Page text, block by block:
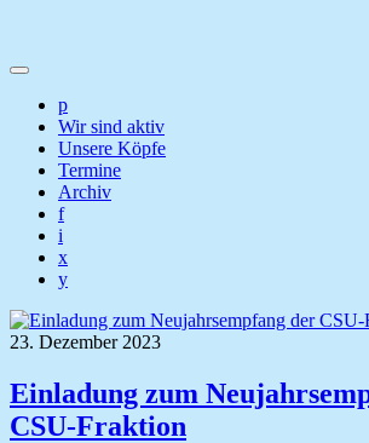
p
Wir sind aktiv
Unsere Köpfe
Termine
Archiv
f
i
x
y
23. Dezember 2023
Einladung zum
CSU-Fraktion